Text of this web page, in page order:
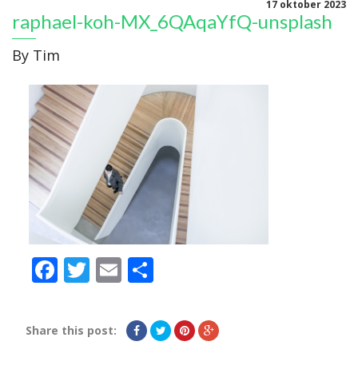
17 oktober 2023
raphael-koh-MX_6QAqaYfQ-unsplash
By Tim
Facebook
Twitter
EmailDelen
Share this post: